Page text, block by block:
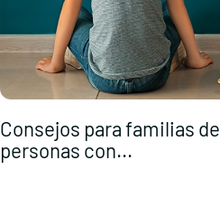
Consejos para familias de
personas con...